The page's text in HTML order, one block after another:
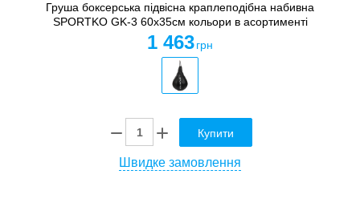
Груша боксерська підвісна краплеподібна набивна
SPORTKO GK-3 60x35см кольори в асортименті
1 463 грн
Купити
Швидке замовлення